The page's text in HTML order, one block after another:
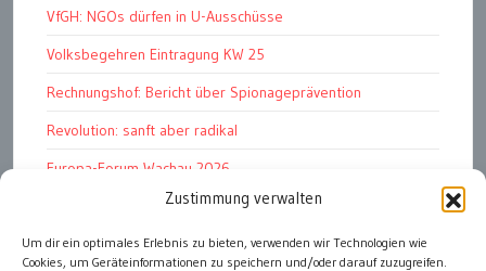
Zustimmung verwalten
Um dir ein optimales Erlebnis zu bieten, verwenden wir Technologien wie
Cookies, um Geräteinformationen zu speichern und/oder darauf zuzugreifen.
VfGH: NGOs dürfen in U-Ausschüsse
Volksbegehren Eintragung KW 25
Rechnungshof: Bericht über Spionageprävention
Revolution: sanft aber radikal
Europa-Forum Wachau 2026
Amnesty Report 2025/26
Attac kritisiert neues EU-Rüstungspaket